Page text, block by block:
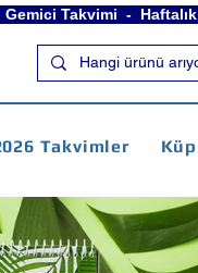
Takvimi  -
Takvimler